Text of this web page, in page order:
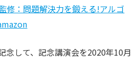
修：問題解決力を鍛える!アルゴ
念して、記念講演会を2020年10月